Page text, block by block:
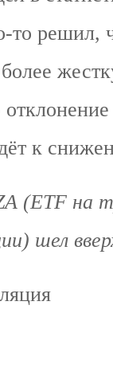
то решил,
более
к
(ETF на
шел